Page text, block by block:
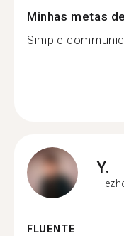
Minhas metas
Simple
Y.
FLUENTE